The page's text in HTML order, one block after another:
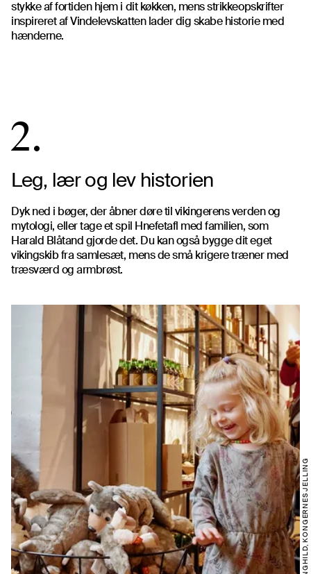
stykke af fortiden hjem i dit køkken, mens strikkeopskrifter
inspireret af Vindelevskatten lader dig skabe historie med
hænderne.
2.
Leg, lær og lev historien
Dyk ned i bøger, der åbner døre til vikingerens verden og
mytologi, eller tage et spil Hnefetafl med familien, som
Harald Blåtand gjorde det. Du kan også bygge dit eget
vikingskib fra samlesæt, mens de små krigere træner med
træsværd og armbrøst.
FOTO: PIA ENGHILD, KONGERNES JELLING